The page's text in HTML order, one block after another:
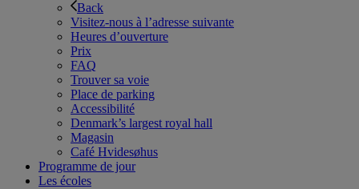
Back
Visitez-nous à l’adresse suivante
Heures d’ouverture
Prix
FAQ
Trouver sa voie
Place de parking
Accessibilité
Denmark’s largest royal hall
Magasin
Café Hvidesøhus
Programme de jour
Les écoles